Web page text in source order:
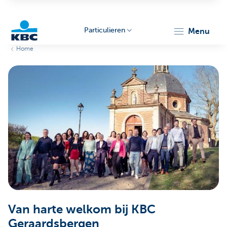
Particulieren
Particulieren menu
Home
Van harte welkom bij KBC
Geraardsbergen